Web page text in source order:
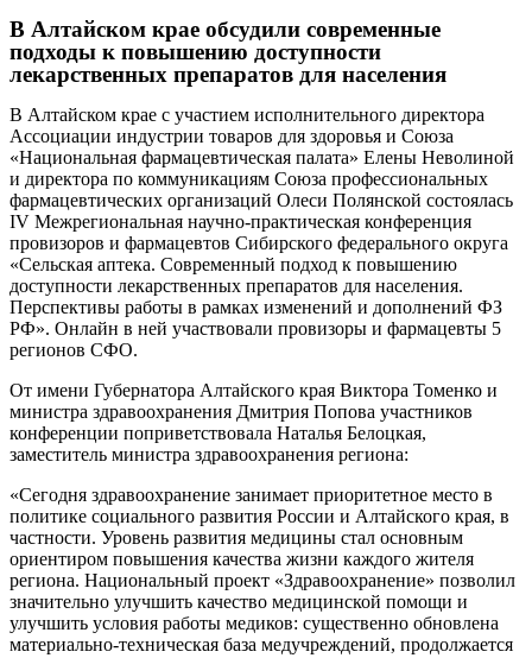
В Алтайском крае обсудили современные
подходы к повышению доступности
лекарственных препаратов для населения
В Алтайском крае с участием исполнительного директора
Ассоциации индустрии товаров для здоровья и Союза
«Национальная фармацевтическая палата» Елены Неволиной
и директора по коммуникациям Союза профессиональных
фармацевтических организаций Олеси Полянской состоялась
IV Межрегиональная научно-практическая конференция
провизоров и фармацевтов Сибирского федерального округа
«Сельская аптека. Современный подход к повышению
доступности лекарственных препаратов для населения.
Перспективы работы в рамках изменений и дополнений ФЗ
РФ». Онлайн в ней участвовали провизоры и фармацевты 5
регионов СФО.
От имени Губернатора Алтайского края Виктора Томенко и
министра здравоохранения Дмитрия Попова участников
конференции поприветствовала Наталья Белоцкая,
заместитель министра здравоохранения региона:
«Сегодня здравоохранение занимает приоритетное место в
политике социального развития России и Алтайского края, в
частности. Уровень развития медицины стал основным
ориентиром повышения качества жизни каждого жителя
региона. Национальный проект «Здравоохранение» позволил
значительно улучшить качество медицинской помощи и
улучшить условия работы медиков: существенно обновлена
материально-техническая база медучреждений, продолжается